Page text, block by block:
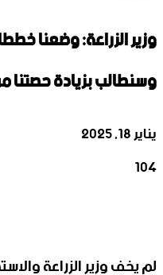
وزير الزراعة: وضعنا
وسنطالب بزيادة حصتنا
يناير 18, 2025
104
لم يخف وزير الزراعة